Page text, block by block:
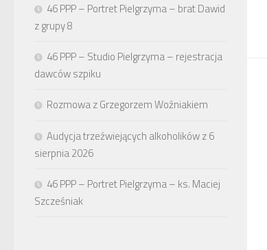
46 PPP – Portret Pielgrzyma – brat Dawid
z grupy 8
46 PPP – Studio Pielgrzyma – rejestracja
dawców szpiku
Rozmowa z Grzegorzem Woźniakiem
Audycja trzeźwiejących alkoholików z 6
sierpnia 2026
46 PPP – Portret Pielgrzyma – ks. Maciej
Szcześniak